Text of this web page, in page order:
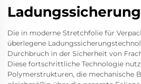
Die in moderne Stretchfolie für
überlegene
Durchbruch in der Sicherheit von
Diese fortschrittliche Technologie
Polymerstrukturen, die mechanische